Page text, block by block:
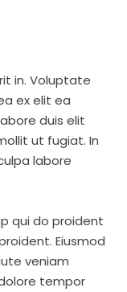
in. Voluptate
ex elit ea
duis elit
ut fugiat. In
labore
qui do proident
Eiusmod
veniam
tempor